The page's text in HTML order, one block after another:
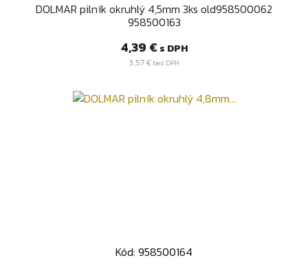
DOLMAR pilník okruhlý 4,5mm 3ks old958500062
958500163
Cena
4,39 € s DPH
3,57 € bez DPH
Kód: 958500164